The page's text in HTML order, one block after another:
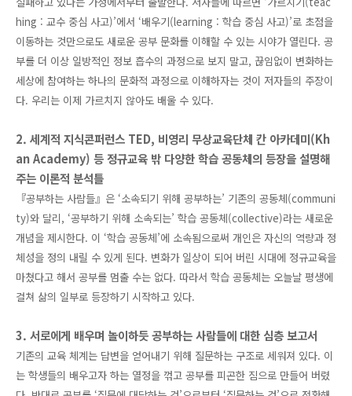
hing : 교수 중심 사고)’에서 ‘배우기(learning : 학습 중심 사고)’로 초점을
이동하는 것만으로도 새로운 공부 문화를 이해할 수 있는 시야가 열린다. 공
부를 더 이상 일방적인 정보 흡수의 과정으로 보지 말고, 끊임없이 변화하는
세상에 참여하는 하나의 문화적 과정으로 이해하자는 것이 저자들의 주장이
다. 우리는 이제 가르치지 않아도 배울 수 있다.
2. 세계적 지식콘퍼런스 TED, 비영리 무상교육단체 칸 아카데미(Kh
an Academy) 등 정규교육 밖 다양한 학습 공동체의 등장을 설명해
주는 이론적 분석틀
『공부하는 사람들』은 ‘소속되기 위해 공부하는’ 기존의 공동체(communi
ty)와 달리, ‘공부하기 위해 소속되는’ 학습 공동체(collective)라는 새로운
개념을 제시한다. 이 ‘학습 공동체’에 소속됨으로써 개인은 자신의 역량과 정
체성을 정의 내릴 수 있게 된다. 변화가 일상이 되어 버린 시대에 정규교육을
마쳤다고 해서 공부를 멈출 수는 없다. 따라서 학습 공동체는 오늘날 평생에
걸쳐 삶의 일부로 등장하기 시작하고 있다.
3. 서로에게 배우며 놀이하듯 공부하는 사람들에 대한 심층 보고서
기존의 교육 체계는 답변을 얻어내기 위해 질문하는 구조로 세워져 있다. 이
는 학생들의 배우고자 하는 열정을 꺾고 공부를 피곤한 짐으로 만들어 버렸